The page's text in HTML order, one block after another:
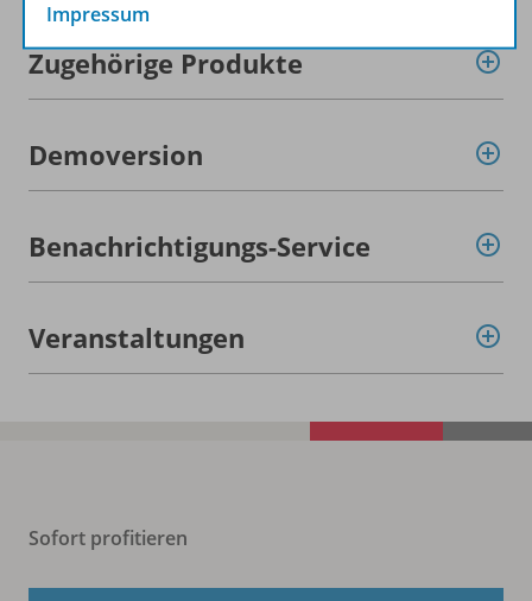
Zugehörige Produkte
Demoversion
Benachrichtigungs-Service
Veranstaltungen
Sofort profitieren
Impressum